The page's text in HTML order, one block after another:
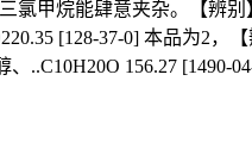
甲烷能肆意夹杂。【辨
[128-37-0] 本品为2，
156.27 [1490-